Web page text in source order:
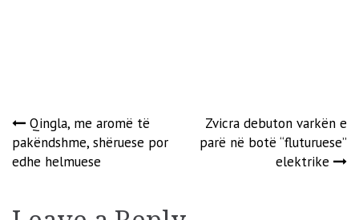
Post
navigation
Qingla, me aromë të
pakëndshme, shëruese por
edhe helmuese
Zvicra debuton varkën e
parë në botë “fluturuese”
elektrike